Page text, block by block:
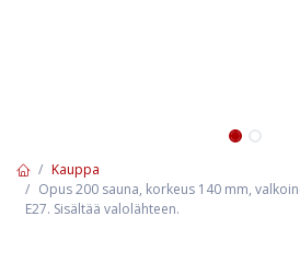
Kauppa
Opus 200 sauna, korkeus 140 mm,
E27. Sisältää valolähteen.